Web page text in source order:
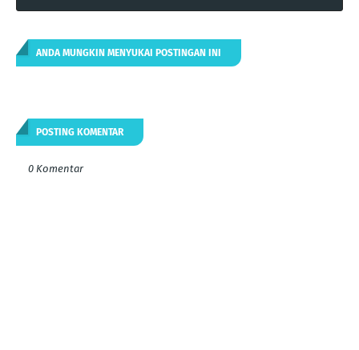
ANDA MUNGKIN MENYUKAI POSTINGAN INI
POSTING KOMENTAR
0 Komentar